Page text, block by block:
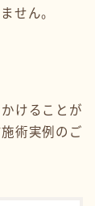
せん。
けることが
術実例のご